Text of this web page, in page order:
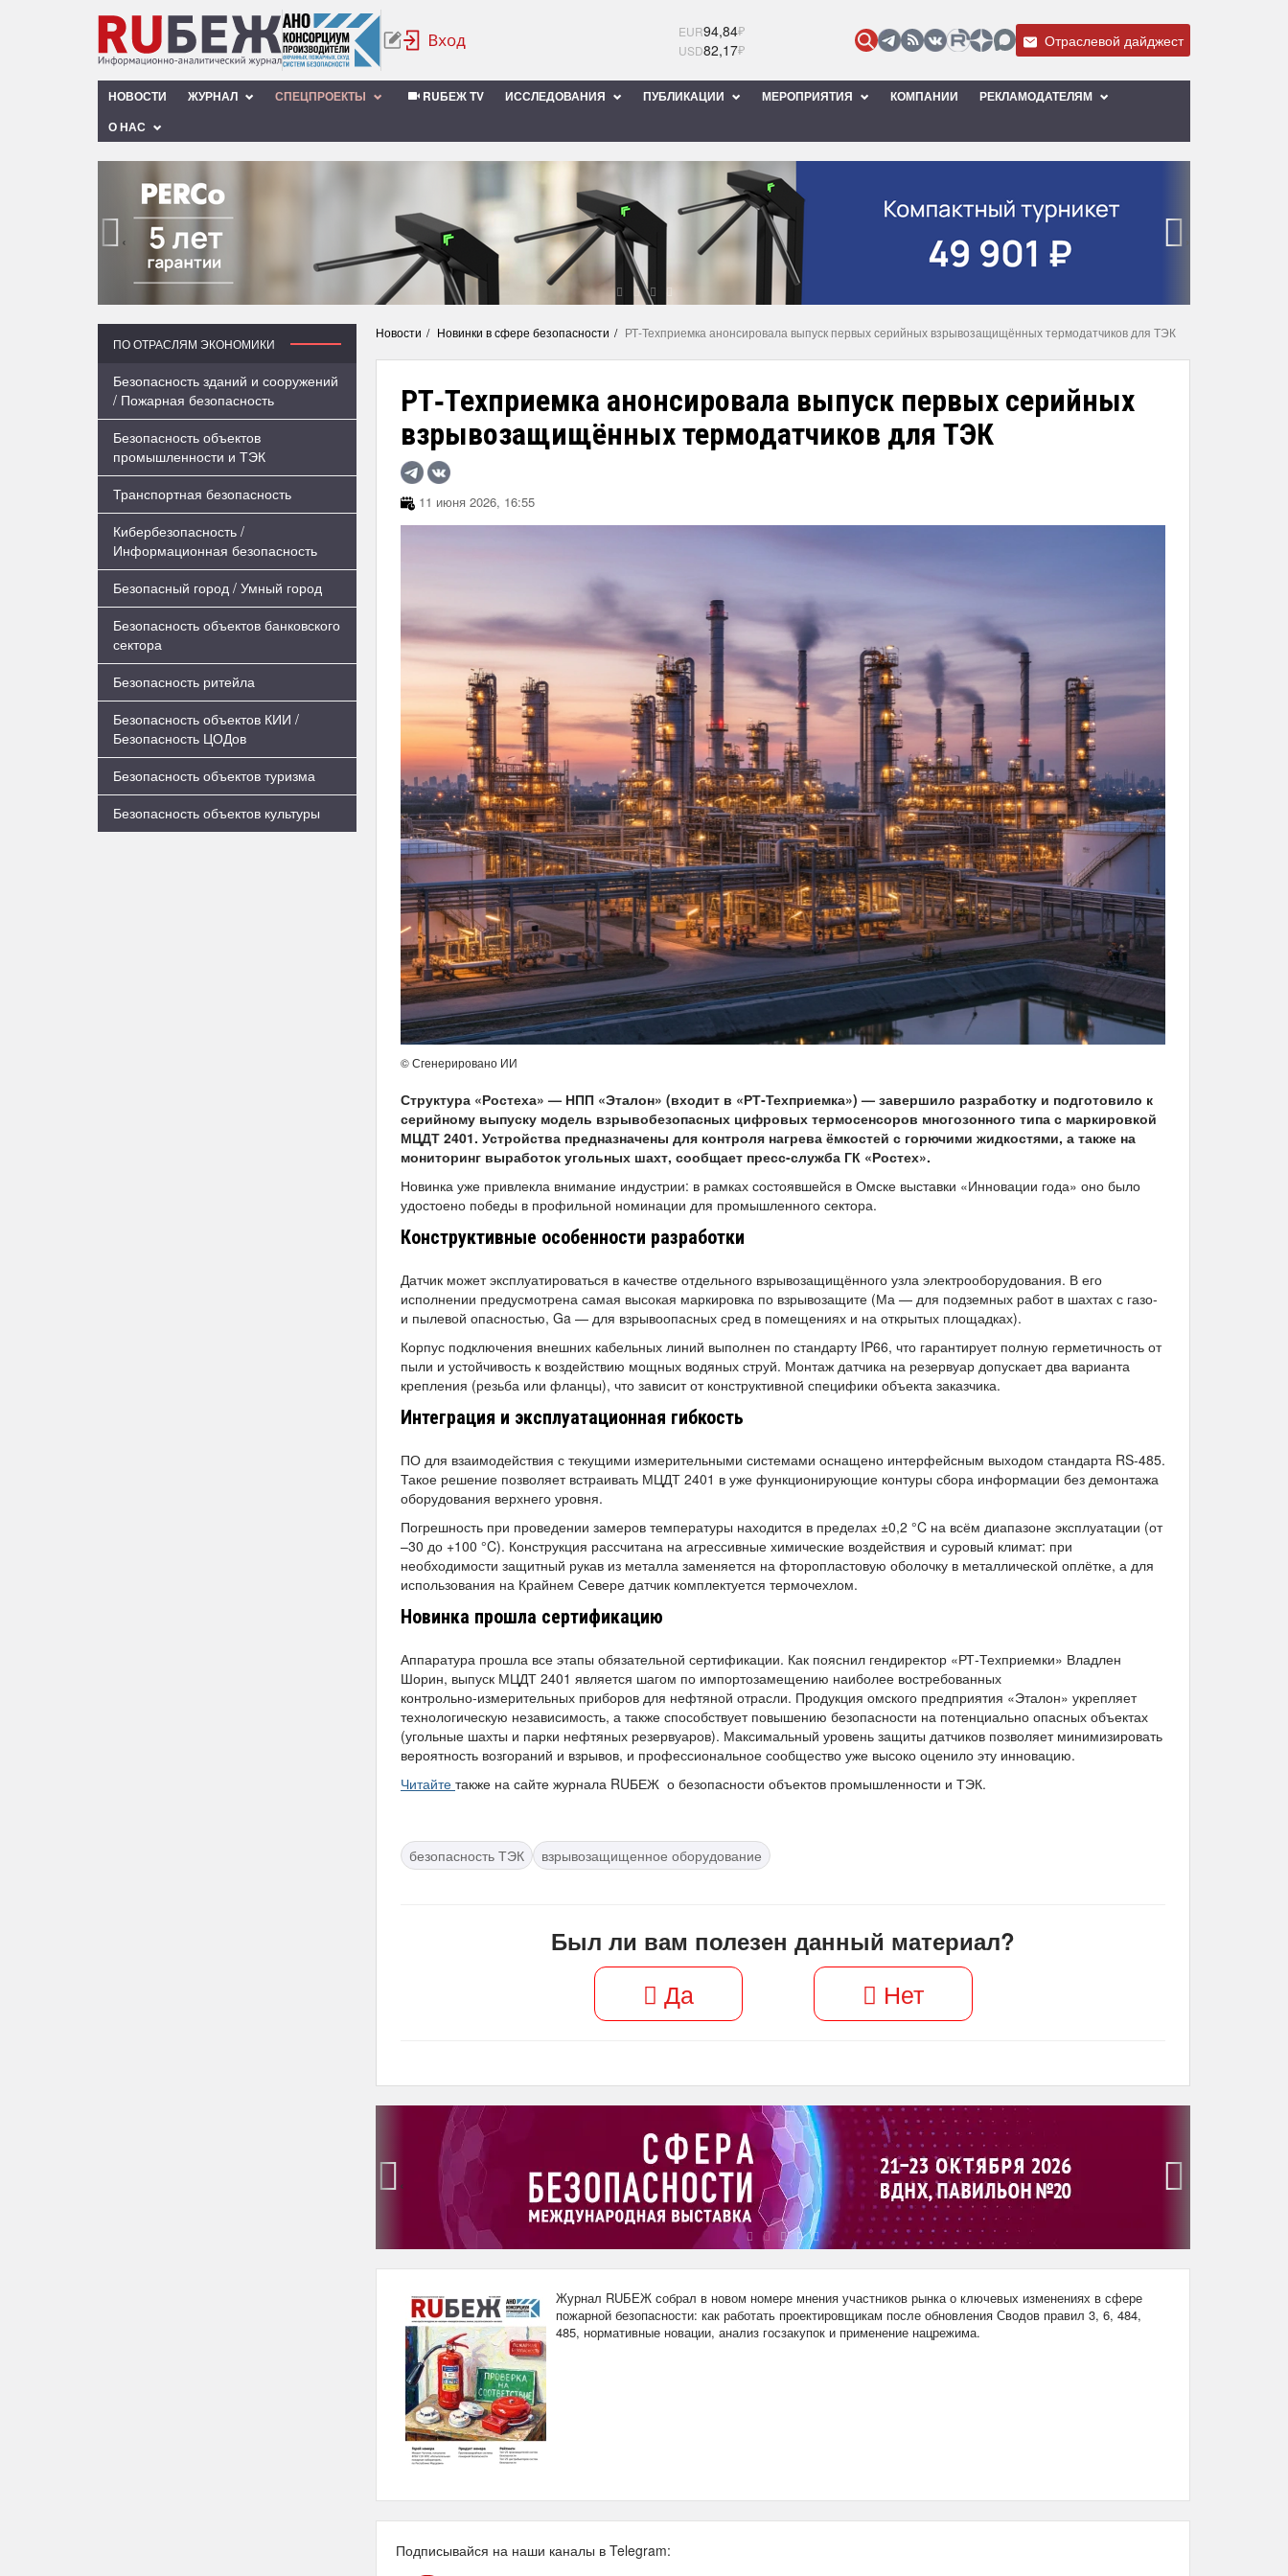
EUR94,84₽
USD82,17₽ Отраслевой дайджест
НОВОСТИ ЖУРНАЛ СПЕЦПРОЕКТЫ RUБЕЖ TV ИССЛЕДОВАНИЯ ПУБЛИКАЦИИ МЕРОПРИЯТИЯ КОМПАНИИ
РЕКЛАМОДАТЕЛЯМ
О НАС
‹
ПО ОТРАСЛЯМ ЭКОНОМИКИ
Безопасность зданий и сооружений
/ Пожарная безопасность
Безопасность объектов
промышленности и ТЭК
Транспортная безопасность
Кибербезопасность /
Информационная безопасность
Безопасный город / Умный город
Безопасность объектов банковского
сектора
Безопасность ритейла
Безопасность объектов КИИ /
Безопасность ЦОДов
Безопасность объектов туризма
Безопасность объектов культуры
Новости Новинки в сфере безопасности РТ‑Техприемка анонсировала выпуск первых серийных взрывозащищённых термодатчиков для ТЭК
РТ‑Техприемка анонсировала выпуск первых серийных
взрывозащищённых термодатчиков для ТЭК
11 июня 2026, 16:55
© Сгенерировано ИИ
Структура «Ростеха» — НПП «Эталон» (входит в «РТ‑Техприемка») — завершило разработку и подготовило к
серийному выпуску модель взрывобезопасных цифровых термосенсоров многозонного типа с маркировкой
МЦДТ 2401. Устройства предназначены для контроля нагрева ёмкостей с горючими жидкостями, а также на
мониторинг выработок угольных шахт, сообщает пресс-служба ГК «Ростех».
Новинка уже привлекла внимание индустрии: в рамках состоявшейся в Омске выставки «Инновации года» оно было
удостоено победы в профильной номинации для промышленного сектора.
Конструктивные особенности разработки
Датчик может эксплуатироваться в качестве отдельного взрывозащищённого узла электрооборудования. В его
исполнении предусмотрена самая высокая маркировка по взрывозащите (Ма — для подземных работ в шахтах с газо-
и пылевой опасностью, Ga — для взрывоопасных сред в помещениях и на открытых площадках).
Корпус подключения внешних кабельных линий выполнен по стандарту IP66, что гарантирует полную герметичность от
пыли и устойчивость к воздействию мощных водяных струй. Монтаж датчика на резервуар допускает два варианта
крепления (резьба или фланцы), что зависит от конструктивной специфики объекта заказчика.
Интеграция и эксплуатационная гибкость
ПО для взаимодействия с текущими измерительными системами оснащено интерфейсным выходом стандарта RS-485.
Такое решение позволяет встраивать МЦДТ 2401 в уже функционирующие контуры сбора информации без демонтажа
оборудования верхнего уровня.
Погрешность при проведении замеров температуры находится в пределах ±0,2 °C на всём диапазоне эксплуатации (от
–30 до +100 °C). Конструкция рассчитана на агрессивные химические воздействия и суровый климат: при
необходимости защитный рукав из металла заменяется на фторопластовую оболочку в металлической оплётке, а для
использования на Крайнем Севере датчик комплектуется термочехлом.
Новинка прошла сертификацию
Аппаратура прошла все этапы обязательной сертификации. Как пояснил гендиректор «РТ‑Техприемки» Владлен
Шорин, выпуск МЦДТ 2401 является шагом по импортозамещению наиболее востребованных
контрольно‑измерительных приборов для нефтяной отрасли. Продукция омского предприятия «Эталон» укрепляет
технологическую независимость, а также способствует повышению безопасности на потенциально опасных объектах
(угольные шахты и парки нефтяных резервуаров). Максимальный уровень защиты датчиков позволяет минимизировать
вероятность возгораний и взрывов, и профессиональное сообщество уже высоко оценило эту инновацию.
Читайте также на сайте журнала RUБЕЖ о безопасности объектов промышленности и ТЭК.
безопасность ТЭК взрывозащищенное оборудование
Был ли вам полезен данный материал?
Да Нет
‹
Журнал RUБЕЖ собрал в новом номере мнения участников рынка о ключевых изменениях в сфере
пожарной безопасности: как работать проектировщикам после обновления Сводов правил 3, 6, 484,
485, нормативные новации, анализ госзакупок и применение нацрежима.
Подписывайся на наши каналы в Telegram: